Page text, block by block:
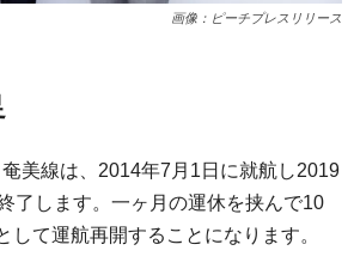
画像：ピーチプレスリリース
美線は、2014年7月1日に就航し2019
了します。一ヶ月の運休を挟んで10
して運航再開することになります。